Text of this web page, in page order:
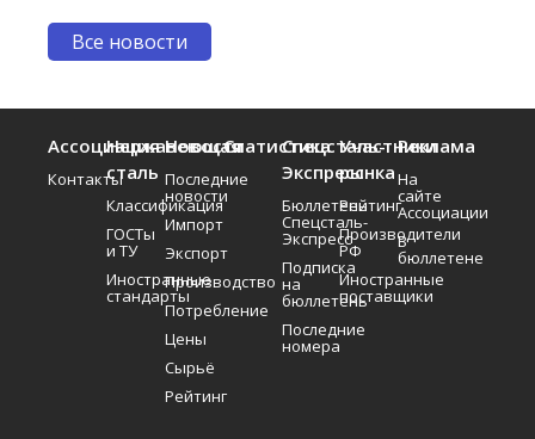
Все новости
Ассоциация
Контакты
Нержавеющая
сталь
Классификация
ГОСТы
и ТУ
Иностранные
стандарты
Новости
Последние
новости
Импорт
Экспорт
Производство
Потребление
Цены
Сырьё
Рейтинг
СтатистикаСпецсталь-
Экспресс
Бюллетень
Спецсталь-
Экспресс
Подписка
на
бюллетень
Последние
номера
Участники
рынка
Рейтинг
Производители
РФ
Иностранные
поставщики
Реклама
На
сайте
Ассоциации
В
бюллетене